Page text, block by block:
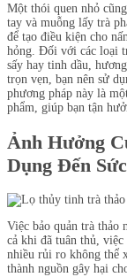
Một thói quen nhỏ
tay và muỗng lấy trà
để tạo điều kiện cho
hỏng. Đối với các loại
sấy hay tinh dầu,
trọn vẹn, bạn nên sử
phương pháp này là
phẩm, giúp bạn tận
Ảnh Hưởng
Dụng Đến
Việc bảo quản trà thảo
cả khi đã tuân thủ, việc
nhiều rủi ro không thể
thành nguồn gây hại